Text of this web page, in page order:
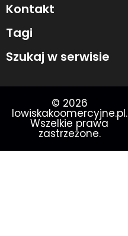
Kontakt
Tagi
Szukaj w serwisie
© 2026
lowiskakoomercyjne.pl.
Wszelkie prawa
zastrzeżone.